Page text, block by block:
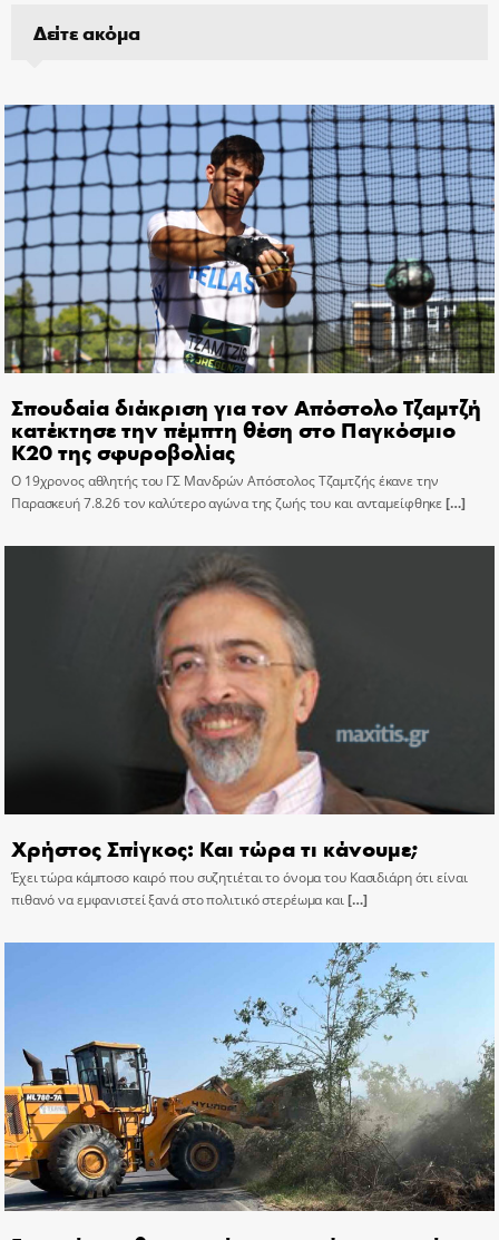
Δείτε ακόμα
Σπουδαία διάκριση για τον Απόστολο Τζαμτζή
κατέκτησε την πέμπτη θέση στο Παγκόσμιο
Κ20 της σφυροβολίας
Ο 19χρονος αθλητής του ΓΣ Μανδρών Απόστολος Τζαμτζής έκανε την
Παρασκευή 7.8.26 τον καλύτερο αγώνα της ζωής του και ανταμείφθηκε[…]
Χρήστος Σπίγκος: Και τώρα τι κάνουμε;
Έχει τώρα κάμποσο καιρό που συζητιέται το όνομα του Κασιδιάρη ότι είναι
πιθανό να εμφανιστεί ξανά στο πολιτικό στερέωμα και[…]